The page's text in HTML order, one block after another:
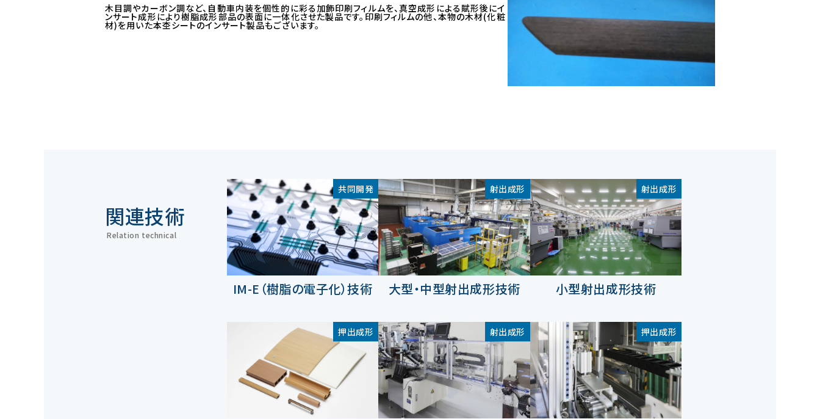
木目調やカーボン調など、自動車内装を個性的に彩る加飾印刷フィルムを、真空成形による賦形後にイ
ンサート成形により樹脂成形部品の表面に一体化させた製品です。印刷フィルムの他、本物の木材(化粧
材)を用いた本杢シートのインサート製品もございます。
関連技術
Relation technical
共同開発
IM-E（樹脂の電子化）技術
射出成形
大型・中型射出成形技術
射出成形
小型射出成形技術
押出成形 射出成形 押出成形